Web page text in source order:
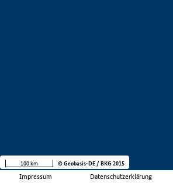
Impressum Datenschutzerklärung
100 km © Geobasis-DE / BKG 2015